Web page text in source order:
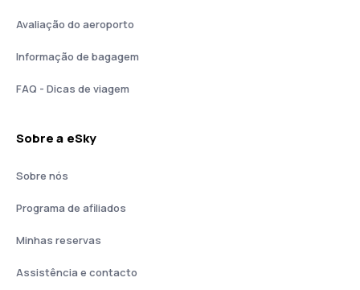
Avaliação do aeroporto
Informação de bagagem
FAQ - Dicas de viagem
Sobre a eSky
Sobre nós
Programa de afiliados
Minhas reservas
Assistência e contacto